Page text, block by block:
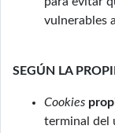
vulnerables
SEGÚN LA
Cookies
terminal del